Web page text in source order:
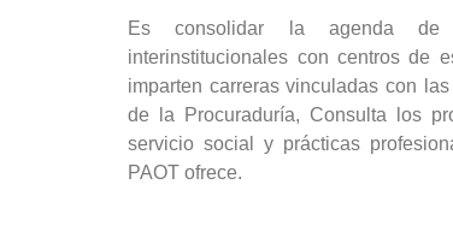
Es consolidar la agenda de
interinstitucionales con centros de
imparten carreras vinculadas con
de la Procuraduría, Consulta los
servicio social y prácticas
PAOT ofrece.